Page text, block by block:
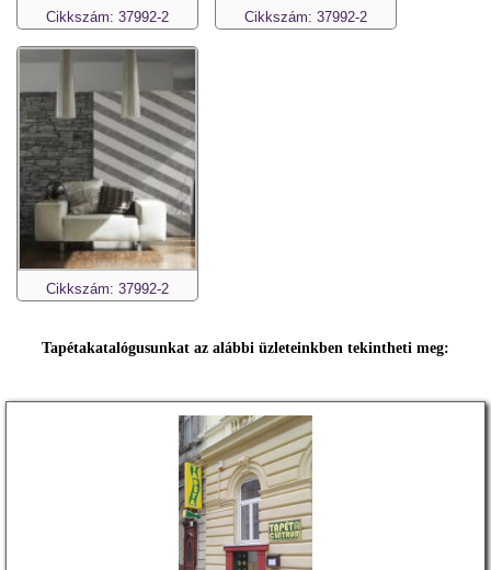
Cikkszám: 37992-2 Cikkszám: 37992-2
Cikkszám: 37992-2
Tapétakatalógusunkat az alábbi üzleteinkben tekintheti meg: